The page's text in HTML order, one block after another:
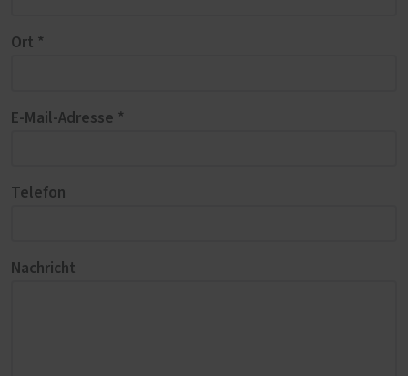
Ort *
E-Mail-Adresse *
Telefon
Nachricht